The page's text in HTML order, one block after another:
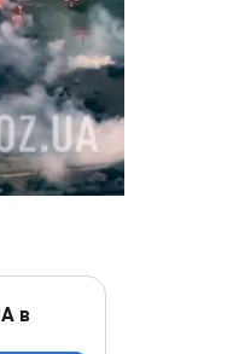
в